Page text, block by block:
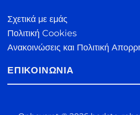
Σχετικά με εμάς
Πολιτική Cookies
Ανακοινώσεις και Πολιτική
ΕΠΙΚΟΙΝΩΝΊΑ